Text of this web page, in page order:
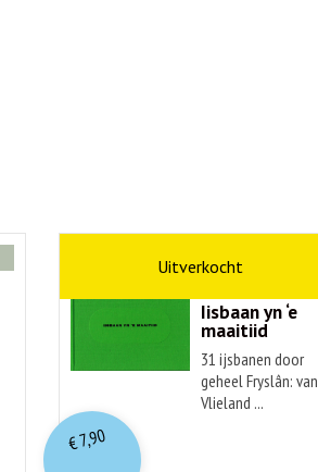
Iisbaan yn ‘e
maaitiid
31 ijsbanen door
geheel Fryslân: van
Vlieland ...
€7,90